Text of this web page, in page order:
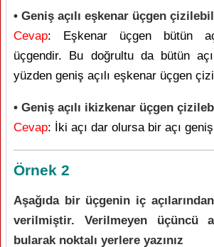
• Geniş açılı eşkenar üçgen
Cevap: Eşkenar üçgen bütün
üçgendir. Bu doğrultu da bütün
yüzden geniş açılı eşkenar üçgen
• Geniş açılı ikizkenar üçgen
Cevap: İki açı dar olursa bir açı
Örnek 2
Aşağıda bir üçgenin iç
verilmiştir. Verilmeyen üçüncü
bularak noktalı yerlere yazınız